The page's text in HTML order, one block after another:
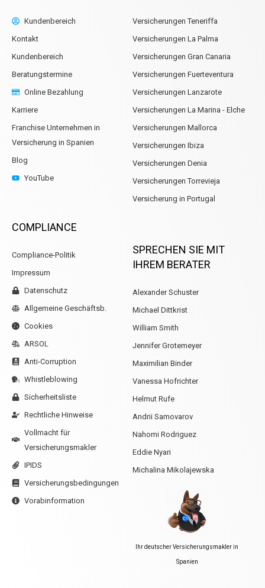
Kundenbereich
Kontakt
Kundenbereich
Beratungstermine
Online Bezahlung
Karriere
Franchise Unternehmen in
Versicherung in Spanien
Blog
YouTube
COMPLIANCE
Compliance-Politik
Impressum
Datenschutz
Allgemeine Geschäftsb.
Cookies
ARSOL
Anti-Corruption
Whistleblowing
Sicherheitsliste
Rechtliche Hinweise
Vollmacht für
Versicherungsmakler
IPIDS
Versicherungsbedingungen
Vorabinformation
Versicherungen Teneriffa
Versicherungen La Palma
Versicherungen Gran Canaria
Versicherungen Fuerteventura
Versicherungen Lanzarote
Versicherungen La Marina - Elche
Versicherungen Mallorca
Versicherungen Ibiza
Versicherungen Denia
Versicherungen Torrevieja
Versicherung in Portugal
SPRECHEN SIE MIT
IHREM BERATER
Alexander Schuster
Michael Dittkrist
William Smith
Jennifer Grotemeyer
Maximilian Binder
Vanessa Hofrichter
Helmut Rufe
Andrii Samovarov
Nahomi Rodriguez
Eddie Nyari
Michalina Mikolajewska
Ihr deutscher Versicherungsmakler in
Spanien